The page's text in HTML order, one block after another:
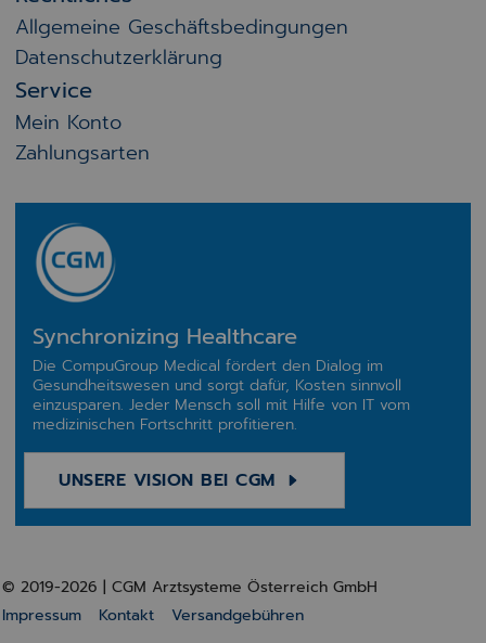
Allgemeine Geschäftsbedingungen
Datenschutzerklärung
Service
Mein Konto
Zahlungsarten
Synchronizing Healthcare
Die CompuGroup Medical fördert den Dialog im
Gesundheitswesen und sorgt dafür, Kosten sinnvoll
einzusparen. Jeder Mensch soll mit Hilfe von IT vom
medizinischen Fortschritt profitieren.
UNSERE VISION BEI CGM
© 2019-2026 | CGM Arztsysteme Österreich GmbH
Impressum
Kontakt Versandgebühren